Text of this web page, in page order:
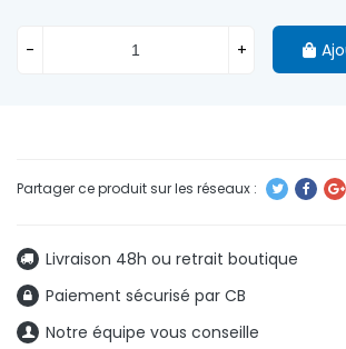
Livraison 48h ou retrait boutique
Paiement sécurisé par CB
Notre équipe vous conseille
- +